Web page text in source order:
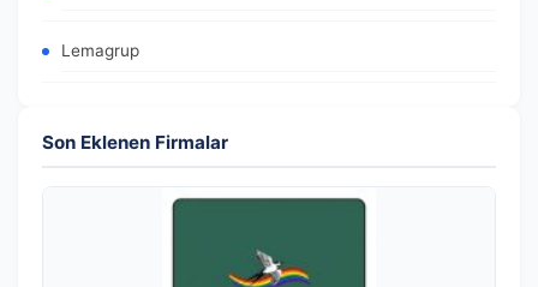
Lemagrup
Son Eklenen Firmalar